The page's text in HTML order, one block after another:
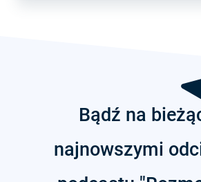
Bądź na
najnowszymi